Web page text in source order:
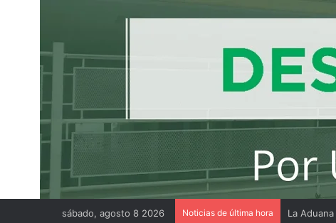
sábado, agosto 8 2026 Noticias de última hora Thiago